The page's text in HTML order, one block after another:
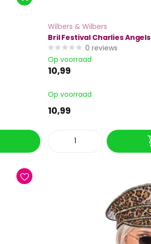
Wilbers & Wilbers
Bril Festival Charlies Angels
0 reviews
Op voorraad
10,99
Op voorraad
10,99